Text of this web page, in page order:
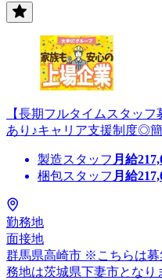
【長期フルタイムスタッ
あり♪キャリア支援制度◎簡
製造スタッフ 月給
梱包スタッフ 月給
勤務地
面接地
群馬県高崎市 ※こちらは
務地は茨城県下妻市となり